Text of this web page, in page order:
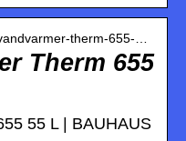
therm-655-…
Therm 655
55 L | BAUHAUS